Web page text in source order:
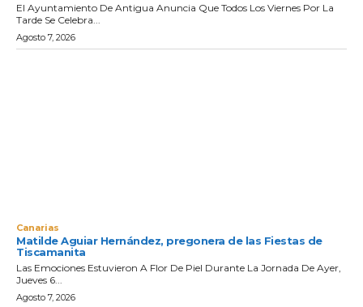
El Ayuntamiento De Antigua Anuncia Que Todos Los Viernes Por La
Tarde Se Celebra...
Agosto 7, 2026
Canarias
Matilde Aguiar Hernández, pregonera de las Fiestas de
Tiscamanita
Las Emociones Estuvieron A Flor De Piel Durante La Jornada De Ayer,
Jueves 6...
Agosto 7, 2026